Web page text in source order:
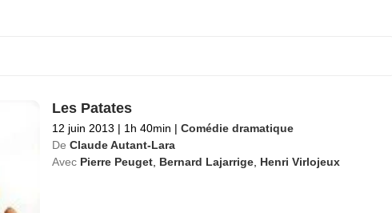
Les Patates
12 juin 2013 | 1h 40min | Comédie dramatique
De Claude Autant-Lara
Avec Pierre Peuget, Bernard Lajarrige, Henri Virlojeux